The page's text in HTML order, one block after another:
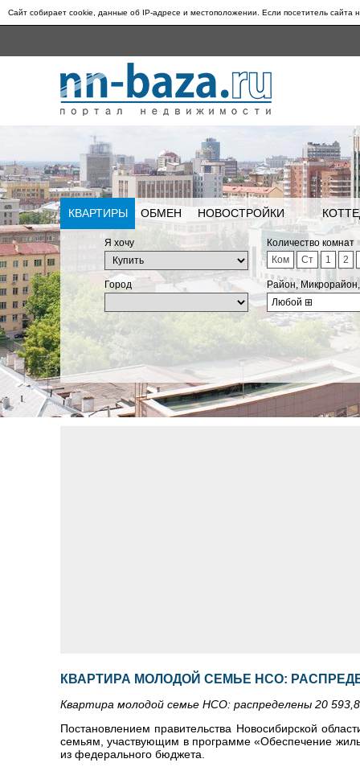
Сайт собирает cookie, данные об IP-адресе и местоположении. Если посетитель сайта
КВАРТИРЫ ОБМЕН НОВОСТРОЙКИ
Я хочу
Количество комнат
Ком
Ст 1 2
Город
Район,
Любой ⊞
КВАРТИРА МОЛОДОЙ СЕМЬЕ НСО:
Квартира молодой семье НСО: распределены 20
Постановлением правительства Новосибирской
семьям, участвующим в программе «Обеспечение
из федерального бюджета.